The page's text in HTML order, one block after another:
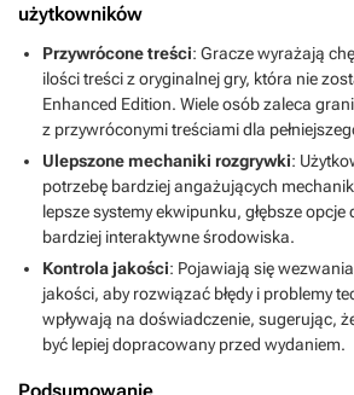
użytkowników
Przywrócone treści: Gracze wyrażają
ilości treści z oryginalnej gry, która nie
Enhanced Edition. Wiele osób zaleca
z przywróconymi treściami dla
Ulepszone mechaniki rozgrywki:
potrzebę bardziej angażujących
lepsze systemy ekwipunku, głębsze
bardziej interaktywne środowiska.
Kontrola jakości: Pojawiają się
jakości, aby rozwiązać błędy i problemy
wpływają na doświadczenie, sugerując,
być lepiej dopracowany przed wydaniem.
Podsumowanie